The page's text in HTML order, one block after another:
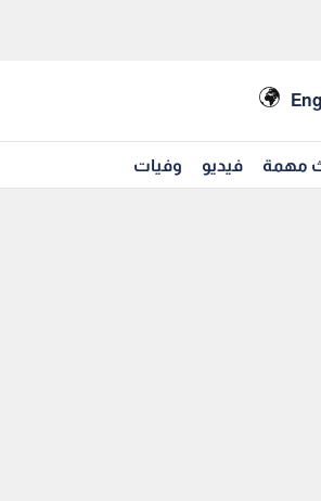
مهمة فيديو وفيات